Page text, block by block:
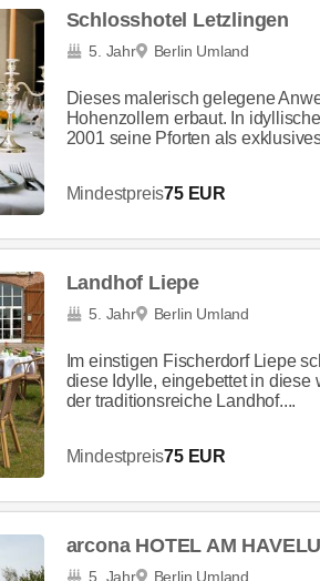
Schlosshotel Letzlingen
5. Jahr Berlin Umland
Dieses malerisch gelegene
Hohenzollern erbaut. In
2001 seine Pforten als
Mindestpreis75 EUR
Landhof Liepe
5. Jahr Berlin Umland
Im einstigen Fischerdorf Liepe
diese Idylle, eingebettet in diese
der traditionsreiche Landhof....
Mindestpreis75 EUR
arcona HOTEL AM
5. Jahr Berlin Umland